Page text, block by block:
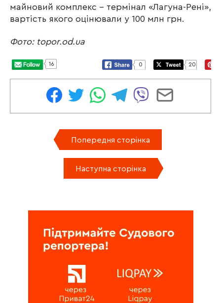
майновий комплекс – термінал «Лагуна-Рені»,
вартість якого оцінювали у 100 млн грн.
Фото: topor.od.ua
16 0 20
Попередня сторінка
Наступна сторінка